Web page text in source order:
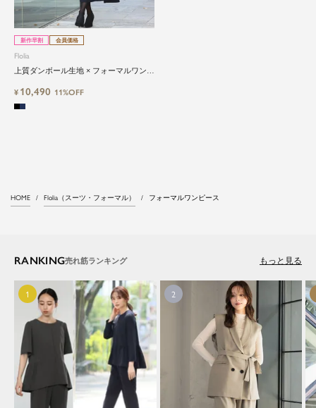
鮮度アップを重ねつづける、大人の女
性のためのスーツファッション
オフィスやマザーシーンで活躍するセレモニース
Floliaの提案するスーツです。
新作早割 会員価格
Flolia
上質ダンボール生地 × フォーマルワンピ
る・シワになりにくい】
¥ 10,490 11%OFF
HOME Flolia（スーツ・フォーマル） フォーマルワンピース
RANKING もっと見る